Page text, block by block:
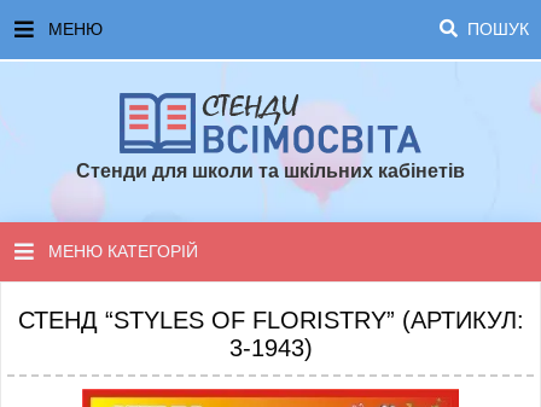
МЕНЮ ПОШУК
ЧАСТІ ЗАПИТАННЯ ТА ВІДПОВІДІ
ТОПОВІ ПРОПОЗИЦІЇ
Стенди для школи та шкільних кабінетів
МЕНЮ КАТЕГОРІЙ
СТЕНДИ ДЛЯ НУШ
СТЕНДИ ДЛЯ ПОЧАТКОВОЇ ШКОЛИ
СТЕНД “STYLES OF FLORISTRY” (АРТИКУЛ:
3-1943)